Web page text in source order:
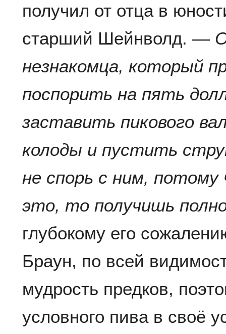
получил от отца в
старший Шейнволд. —
незнакомца, который
поспорить на пять
заставить пикового
колоды и пустить
не спорь с ним,
это, то получишь
глубокому его
Браун, по всей
мудрость предков,
условного пива в своё